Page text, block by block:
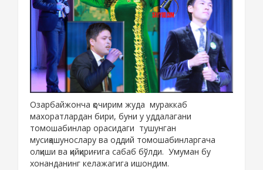
Озарбайжонча қочирим жуда мураккаб
махоратлардан бири, буни у уддалагани
томошабинлар орасидаги тушунган
мусиқашунослару ва оддий томошабинларгача
олқиши ва қийқириғига сабаб бўлди. Умуман бу
хонанданинг келажагига ишондим.